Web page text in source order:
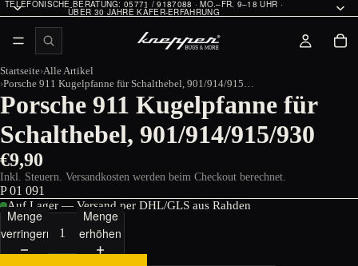
TELEFONISCHE BERATUNG: 05771 / 9187088 · MO.–FR. 9–18 UHR ·
ÜBER 30 JAHRE KÄFER-ERFAHRUNG
Startseite Alle Artikel
Porsche 911 Kugelpfanne für Schalthebel, 901/914/915/930
Porsche 911 Kugelpfanne für
Schalthebel, 901/914/915/930
€9,90
Inkl. Steuern. Versandkosten werden beim Checkout berechnet.
P 01 091
Auf Lager — Versand per DHL/GLS aus Rahden
Menge
verringern
Menge
erhöhen